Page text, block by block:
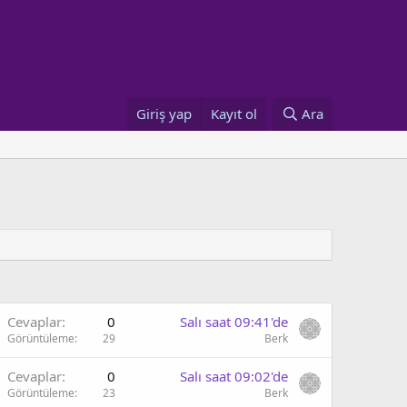
Giriş yap Kayıt ol Ara
Cevaplar 0
Görüntüleme 29
Salı saat 09:41'de
Berk
Cevaplar 0
Görüntüleme 23
Salı saat 09:02'de
Berk